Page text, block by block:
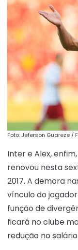
Foto: Jeferson Guareze /
Inter e Alex,
renovou nesta
2017. A demora
vínculo do
função de
ficará no clube
redução no salário.